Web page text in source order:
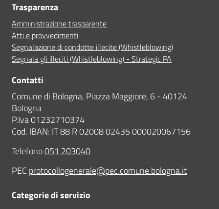
Trasparenza
Amministrazione trasparente
Atti e provvedimenti
Segnalazione di condotte illecite (Whistleblowing)
Segnala gli illeciti (Whistleblowing) - Strategic PA
Contatti
Comune di Bologna, Piazza Maggiore, 6 - 40124
Bologna
P.Iva 01232710374
Cod. IBAN: IT 88 R 02008 02435 000020067156
Telefono051 203040
PEC protocollogenerale@pec.comune.bologna.it
Categorie di servizio